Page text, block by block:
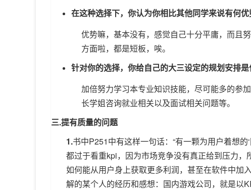
在这种选择下，你认为你相比其他同学来说有何优
优势嘛，基本没有，感觉自己十分平庸，而且
方面啦，都是短板，唉。
针对你的选择，你给自己的大三设定的规划安排是
加倍努力学习本专业知识技能，尽可能多的参
长学姐咨询就业相关以及面试相关问题等。
三.提有质量的问题
1.书中P251中有这样一句话：“有一颗为用户着想
都过于看重kpi，因为市场竞争没有真正给到压力
如何能从用户身上获取更多利润，甚至在软件中加
解的某个人的经历和感想：国内游戏公司，就是以